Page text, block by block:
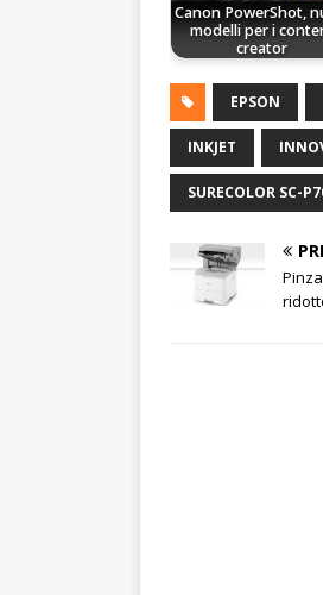
Canon PowerShot,
modelli per i
creator
EPSON
INKJET
SURECOLOR SC-